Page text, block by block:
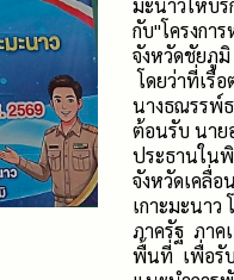
มะนาวให้บริ
กับ"โครงกา
จังหวัดชัยภู
โดยว่าที่เรื
นางธณรรพ์
ต้อนรับ นาย
ประธานใน
จังหวัดเคลื่
เกาะมะนา
ภาครัฐ ภาค
พื้นที่ เพื่อรับ